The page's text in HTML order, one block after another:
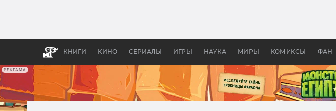
РЕКЛАМА
КНИГИ КИНО СЕРИАЛЫ ИГРЫ НАУКА МИРЫ КОМИКСЫ ФАН
апокалипсис, в России —